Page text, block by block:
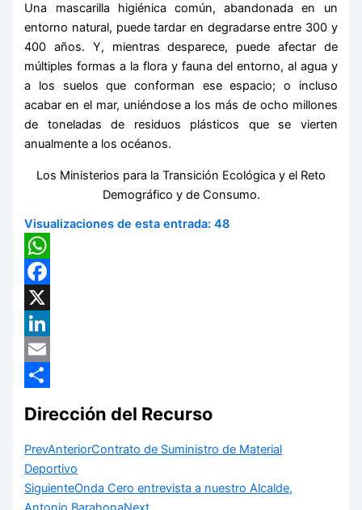
Una mascarilla higiénica común, abandonada en un
entorno natural, puede tardar en degradarse entre 300 y
400 años. Y, mientras desparece, puede afectar de
múltiples formas a la flora y fauna del entorno, al agua y
a los suelos que conforman ese espacio; o incluso
acabar en el mar, uniéndose a los más de ocho millones
de toneladas de residuos plásticos que se vierten
anualmente a los océanos.
Los Ministerios para la Transición Ecológica y el Reto
Demográfico y de Consumo.
Visualizaciones de esta entrada: 48
WhatsApp
Facebook
X
LinkedIn
Email
Dirección del Recurso
PrevAnteriorContrato de Suministro de Material
Deportivo
SiguienteOnda Cero entrevista a nuestro Alcalde,